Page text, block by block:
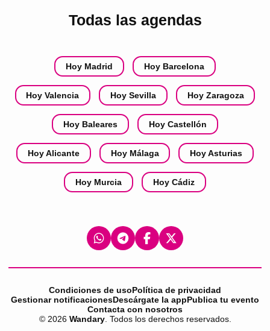
Todas las agendas
Hoy Madrid Hoy Barcelona
Hoy Valencia Hoy Sevilla Hoy Zaragoza
Hoy Baleares Hoy Castellón
Hoy Alicante Hoy Málaga Hoy Asturias
Hoy Murcia Hoy Cádiz
Condiciones de usoPolítica de privacidad
Gestionar notificacionesDescárgate la appPublica tu evento
Contacta con nosotros
© 2026 Wandary. Todos los derechos reservados.